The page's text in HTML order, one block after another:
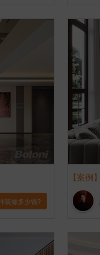
装修多少钱?
【案例